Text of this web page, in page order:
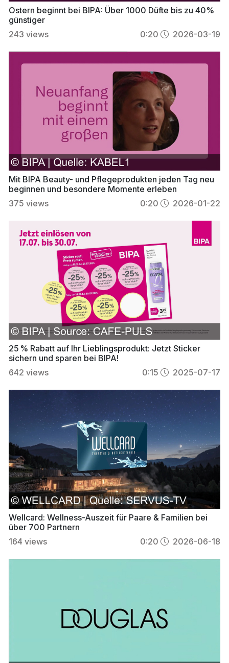
Ostern beginnt bei BIPA: Über 1000 Düfte bis zu 40%
günstiger
243 views 0:20 2026-03-19
Mit BIPA Beauty- und Pflegeprodukten jeden Tag neu
beginnen und besondere Momente erleben
375 views 0:20 2026-01-22
25 % Rabatt auf Ihr Lieblingsprodukt: Jetzt Sticker
sichern und sparen bei BIPA!
642 views 0:15 2025-07-17
Wellcard: Wellness-Auszeit für Paare & Familien bei
über 700 Partnern
164 views 0:20 2026-06-18